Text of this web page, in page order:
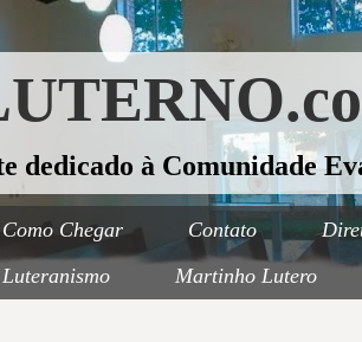
dedicado à Comunidade
Como Chegar Contato
Luteranismo
Martinho Lutero